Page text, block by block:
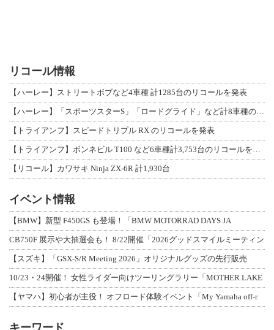
リコール情報
【ハーレー】ストリートボブなど4車種 計1285台のリコールを発表
【ハーレー】「スポーツスターS」「ロードグライド」など計8車種のリコールを発表
【トライアンフ】スピードトリプル RX のリコールを発表
【トライアンフ】ボンネビル T100 など6車種計3,753台のリコールを発表
【リコール】カワサキ Ninja ZX-6R 計1,930台
イベント情報
【BMW】新型 F450GS も登場！「BMW MOTORRAD DAYS JA
CB750F 展示や大抽選会も！ 8/22開催「2026グッドスマイルミーティン
【スズキ】「GSX-S/R Meeting 2026」オリジナルグッズの先行販売
10/23・24開催！ 女性ライダー向けツーリングラリー「MOTHER LAKE
【ヤマハ】初心者が主役！ オフロード体験イベント「My Yamaha off-r
キーワード